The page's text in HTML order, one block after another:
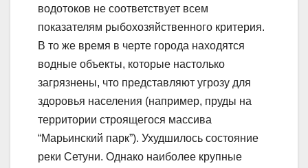
водотоков не соответствует всем
показателям рыбохозяйственного критерия.
В то же время в черте города находятся
водные объекты, которые настолько
загрязнены, что представляют угрозу для
здоровья населения (например, пруды на
территории строящегося массива
“Марьинский парк”). Ухудшилось состояние
реки Сетуни. Однако наиболее крупные